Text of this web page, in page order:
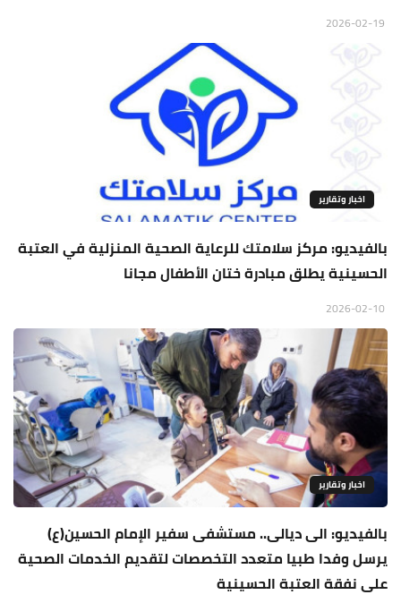
اخبار وتقارير
بالفيديو: مركز سلامتك للرعاية الصحية المنزلية في العتبة
الحسينية يطلق مبادرة ختان الأطفال مجانا
اخبار وتقارير
بالفيديو: الى ديالى.. مستشفى سفير الإمام الحسين(ع)
يرسل وفدا طبيا متعدد التخصصات لتقديم الخدمات الصحية
على نفقة العتبة الحسينية